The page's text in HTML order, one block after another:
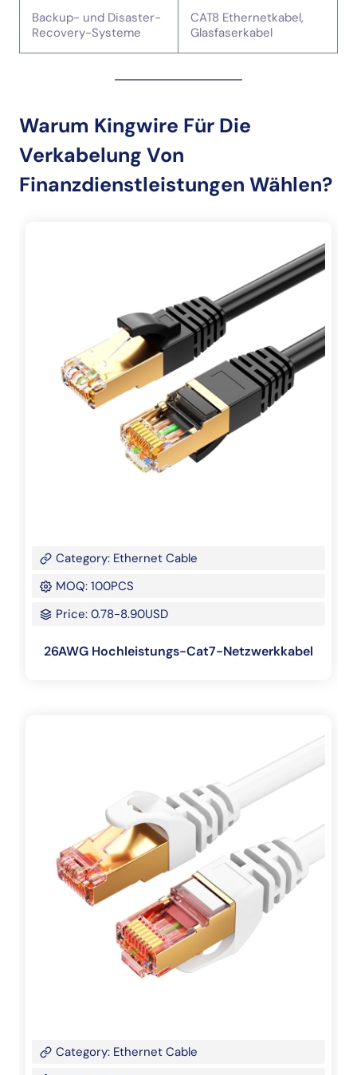
Backup- und Disaster-
Recovery-Systeme
CAT8 Ethernetkabel,
Glasfaserkabel
Warum Kingwire Für Die
Verkabelung Von
Finanzdienstleistungen Wählen?
Category: Ethernet Cable
MOQ: 100PCS
Price: 0.78-8.90USD
26AWG Hochleistungs-Cat7-Netzwerkkabel
Category: Ethernet Cable